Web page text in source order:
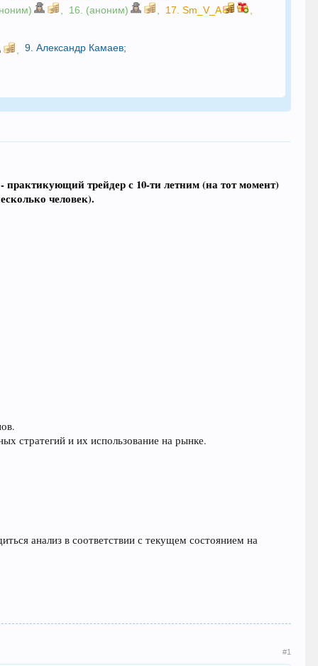
16. (аноним) 17.Sm_V_A
9.Александр Камаев;
трейдер с 10-ти летним (на тот момент)
человек).
стратегий и их использование на рынке.
анализ в соответствии с текущем состоянием на
#1